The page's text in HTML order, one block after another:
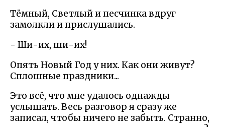
Тёмный, Светлый и песчинка вдруг
замолкли и прислушались.
- Ши-их, ши-их!
Опять Новый Год у них. Как они живут?
Сплошные праздники...
Это всё, что мне удалось однажды
услышать. Весь разговор я сразу же
записал, чтобы ничего не забыть. Странно,